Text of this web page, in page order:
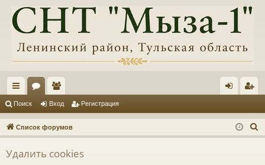
с
ы
лк
и
ум
ы
ол
ьз
ов
ат
д ис
тр
Поиск Вход Регистрация
Список форумов
о
Удалить cookies